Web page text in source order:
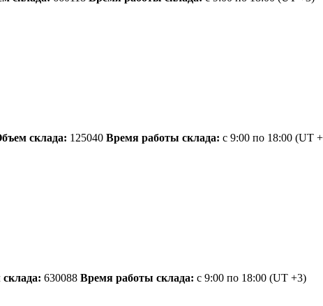
склада: 125040 Время работы склада: с 9:00 по 18:00 (UT
630088 Время работы склада: с 9:00 по 18:00 (UT +3)